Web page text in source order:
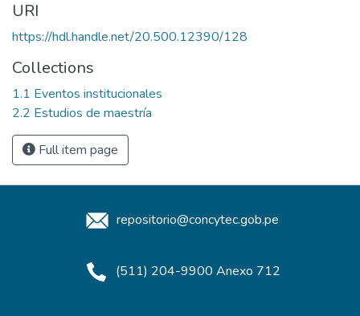
URI
https://hdl.handle.net/20.500.12390/128
Collections
1.1 Eventos institucionales
2.2 Estudios de maestría
Full item page
repositorio@concytec.gob.pe
(511) 204-9900 Anexo 712